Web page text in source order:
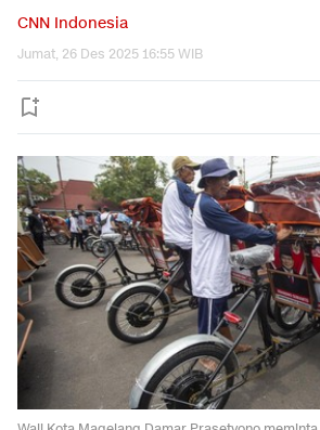
CNN Indonesia
Jumat, 26 Des 2025 16:55 WIB